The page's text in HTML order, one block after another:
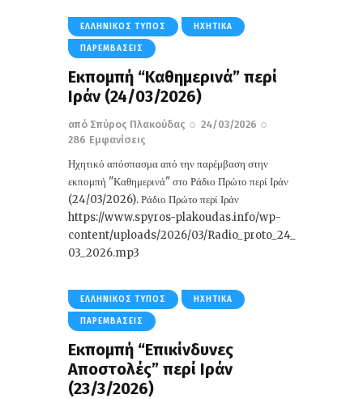
ΕΛΛΗΝΙΚΌΣ ΤΎΠΟΣ ΗΧΗΤΙΚΆ
ΠΑΡΕΜΒΆΣΕΙΣ
Εκπομπή “Καθημερινά” περί
Ιράν (24/03/2026)
από Σπύρος Πλακούδας
24/03/2026
286 Εμφανίσεις
Ηχητικό απόσπασμα από την παρέμβαση στην
εκπομπή "Καθημερινά" στο Ράδιο Πρώτο περί Ιράν
(24/03/2026). Ράδιο Πρώτο περί Ιράν
https://www.spyros-plakoudas.info/wp-
content/uploads/2026/03/Radio_proto_24_
03_2026.mp3
ΕΛΛΗΝΙΚΌΣ ΤΎΠΟΣ ΗΧΗΤΙΚΆ
ΠΑΡΕΜΒΆΣΕΙΣ
Εκπομπή “Επικίνδυνες
Αποστολές” περί Ιράν
(23/3/2026)